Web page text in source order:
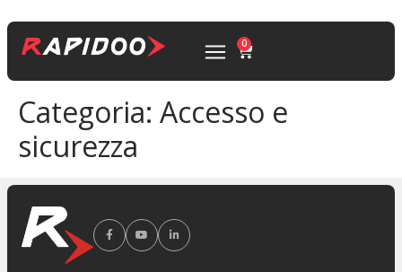
0
Categoria: Accesso e
sicurezza